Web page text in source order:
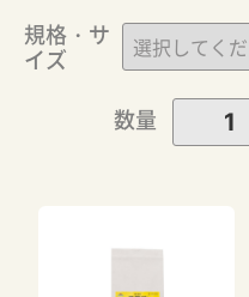
規格・サ
イズ
数量